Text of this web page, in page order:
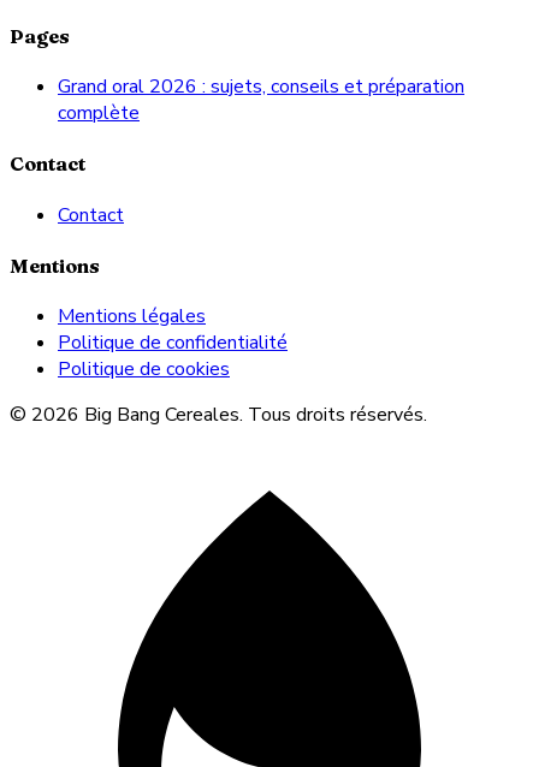
Pages
Grand oral 2026 : sujets, conseils et préparation
complète
Contact
Contact
Mentions
Mentions légales
Politique de confidentialité
Politique de cookies
© 2026 Big Bang Cereales. Tous droits réservés.